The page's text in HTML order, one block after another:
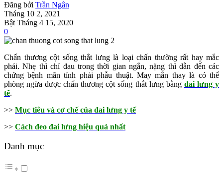
Đăng bởi Trần Ngân
Tháng 10 2, 2021
Bật Tháng 4 15, 2020
0
Chấn thương cột sống thắt lưng là loại chấn thường rất hay mắc
phải. Nhẹ thì chỉ đau trong thời gian ngắn, nặng thì dẫn đến các
chứng bệnh mãn tính phải phẫu thuật. May mắn thay là có thể
phòng ngừa được chấn thương cột sống thắt lưng bằng đai lưng y
tế.
>> Mục tiêu và cơ chế của đai lưng y tế
>> Cách đeo đai lưng hiệu quả nhất
Danh mục